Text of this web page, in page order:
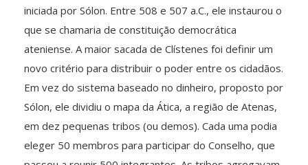
iniciada por Sólon. Entre 508 e 507 a.C., ele instaurou o
que se chamaria de constituição democrática
ateniense. A maior sacada de Clístenes foi definir um
novo critério para distribuir o poder entre os cidadãos.
Em vez do sistema baseado no dinheiro, proposto por
Sólon, ele dividiu o mapa da Ática, a região de Atenas,
em dez pequenas tribos (ou demos). Cada uma podia
eleger 50 membros para participar do Conselho, que